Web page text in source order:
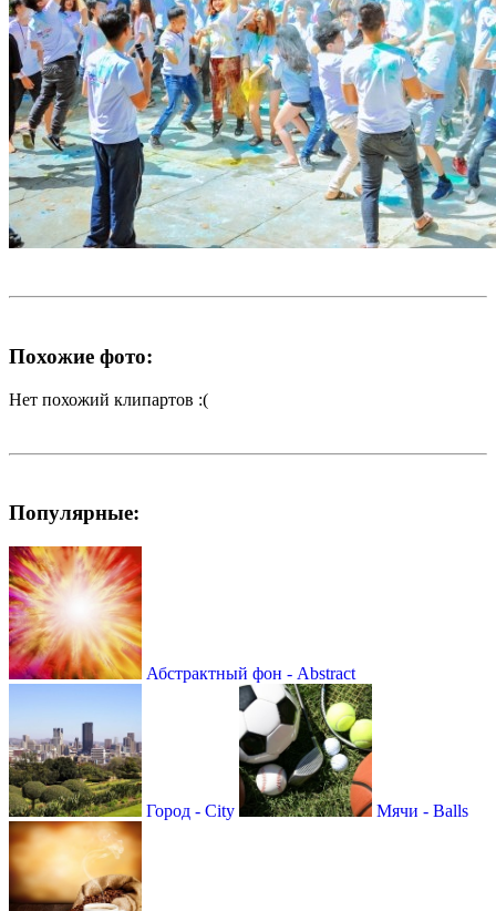
Похожие фото:
Нет похожий клипартов :(
Популярные:
Абстрактный фон - Abstract
Город - City Мячи - Balls